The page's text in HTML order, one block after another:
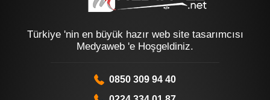
Türkiye 'nin en büyük hazır web site tasarımcısı
Medyaweb 'e Hoşgeldiniz.
0850 309 94 40